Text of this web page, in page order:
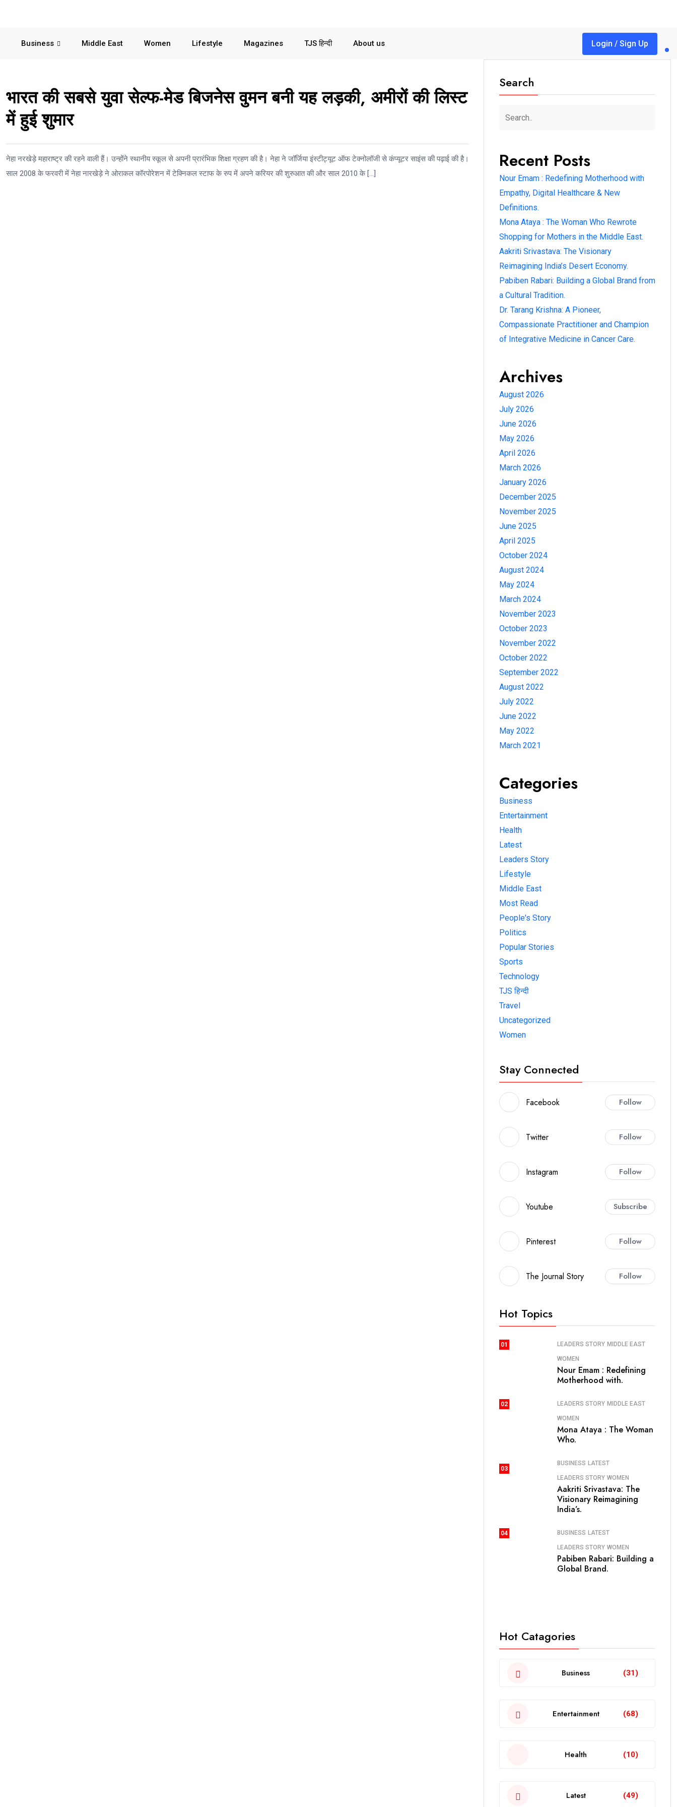
Business Middle East Women Lifestyle Magazines TJS हिन्दी About us Login / Sign Up
भारत की सबसे युवा सेल्फ-मेड बिजनेस वुमन बनी यह लड़की, अमीरों की लिस्ट
में हुई शुमार
नेहा नरखेड़े महाराष्ट्र की रहने वाली हैं। उन्होंने स्थानीय स्कूल से अपनी प्रारंभिक शिक्षा ग्रहण की है। नेहा ने जॉर्जिया इंस्टीट्यूट ऑफ टेक्नोलॉजी से कंप्यूटर साइंस की पढ़ाई की है।
साल 2008 के फरवरी में नेहा नारखेड़े ने ओराकल कॉरपोरेशन में टेक्निकल स्टाफ के रुप में अपने करियर की शुरुआत की और साल 2010 के […]
Search
Recent Posts
Nour Emam : Redefining Motherhood with
Empathy, Digital Healthcare & New
Definitions.
Mona Ataya : The Woman Who Rewrote
Shopping for Mothers in the Middle East.
Aakriti Srivastava: The Visionary
Reimagining India’s Desert Economy.
Pabiben Rabari: Building a Global Brand from
a Cultural Tradition.
Dr. Tarang Krishna: A Pioneer,
Compassionate Practitioner and Champion
of Integrative Medicine in Cancer Care.
Archives
August 2026
July 2026
June 2026
May 2026
April 2026
March 2026
January 2026
December 2025
November 2025
June 2025
April 2025
October 2024
August 2024
May 2024
March 2024
November 2023
October 2023
November 2022
October 2022
September 2022
August 2022
July 2022
June 2022
May 2022
March 2021
Categories
Business
Entertainment
Health
Latest
Leaders Story
Lifestyle
Middle East
Most Read
People's Story
Politics
Popular Stories
Sports
Technology
TJS हिन्दी
Travel
Uncategorized
Women
Stay Connected
Facebook Follow
Twitter Follow
Instagram Follow
Youtube Subscribe
Pinterest Follow
The Journal Story Follow
Hot Topics
01 LEADERS STORY MIDDLE EAST
WOMEN
Nour Emam : Redefining
Motherhood with.
02 LEADERS STORY MIDDLE EAST
WOMEN
Mona Ataya : The Woman
Who.
03
BUSINESS LATEST
LEADERS STORY WOMEN
Aakriti Srivastava: The
Visionary Reimagining
India’s.
04 BUSINESS LATEST
LEADERS STORY WOMEN
Pabiben Rabari: Building a
Global Brand.
Hot Catagories
Business (31)
Entertainment (68)
Health (10)
Latest (49)